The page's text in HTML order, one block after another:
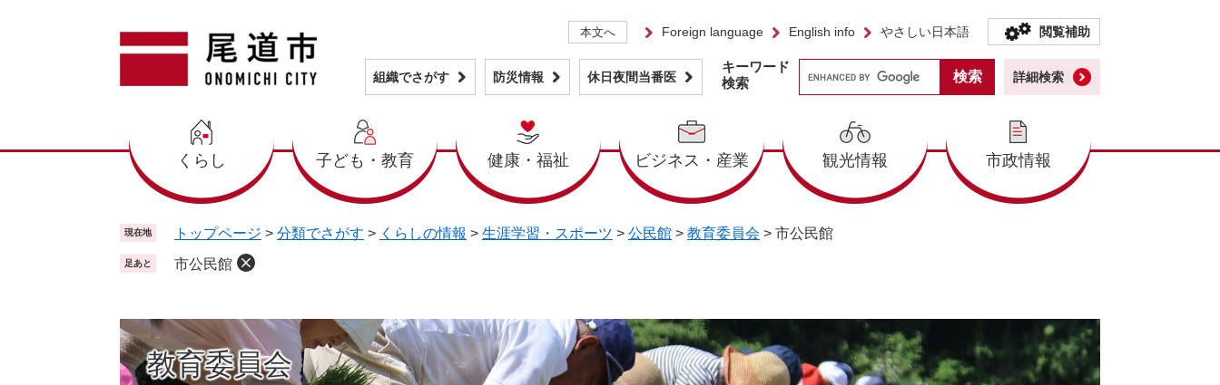
本文へ Foreign language English info やさしい日本語 閲覧補助
組織でさがす 防災情報 休日夜間当番医
くらし 子ども・教育 健康・福祉 ビジネス・産業 観光情報 市政情報
キーワード
検索
詳細検索
現在地 トップページ > 分類でさがす > くらしの情報 > 生涯学習・スポーツ > 公民館 > 教育委員会 > 市公民館
足あと 市公民館
教育委員会